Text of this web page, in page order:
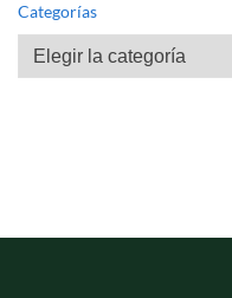
Categorías
Categorías